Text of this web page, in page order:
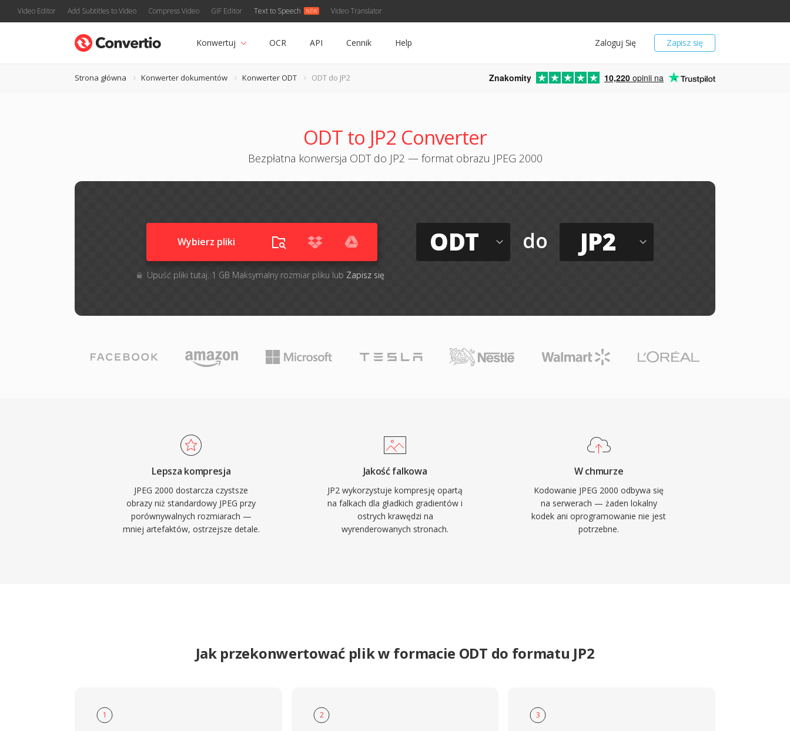
Video Editor Add Subtitles to Video Compress Video GIF Editor Text to Speech Video Translator
Zapisz się
Zaloguj Się
Konwertuj OCR API Cennik Help
Strona główna Konwerter dokumentów Konwerter ODT ODT do JP2 Znakomity 10,220 opinii na
ODT to JP2 Converter
Bezpłatna konwersja ODT do JP2 — format obrazu JPEG 2000
Wybierz pliki
Upuść pliki tutaj. 1 GB Maksymalny rozmiar pliku lub Zapisz się
ODT do JP2
Lepsza kompresja
JPEG 2000 dostarcza czystsze
obrazy niż standardowy JPEG przy
porównywalnych rozmiarach —
mniej artefaktów, ostrzejsze detale.
Jakość falkowa
JP2 wykorzystuje kompresję opartą
na falkach dla gładkich gradientów i
ostrych krawędzi na
wyrenderowanych stronach.
W chmurze
Kodowanie JPEG 2000 odbywa się
na serwerach — żaden lokalny
kodek ani oprogramowanie nie jest
potrzebne.
Jak przekonwertować plik w formacie ODT do formatu JP2
1 2 3